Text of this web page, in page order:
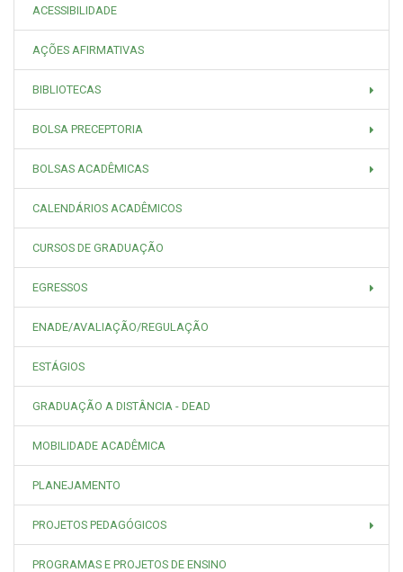
ACESSIBILIDADE
AÇÕES AFIRMATIVAS
BIBLIOTECAS
BOLSA PRECEPTORIA
BOLSAS ACADÊMICAS
CALENDÁRIOS ACADÊMICOS
CURSOS DE GRADUAÇÃO
EGRESSOS
ENADE/AVALIAÇÃO/REGULAÇÃO
ESTÁGIOS
GRADUAÇÃO A DISTÂNCIA - DEAD
MOBILIDADE ACADÊMICA
PLANEJAMENTO
PROJETOS PEDAGÓGICOS
PROGRAMAS E PROJETOS DE ENSINO